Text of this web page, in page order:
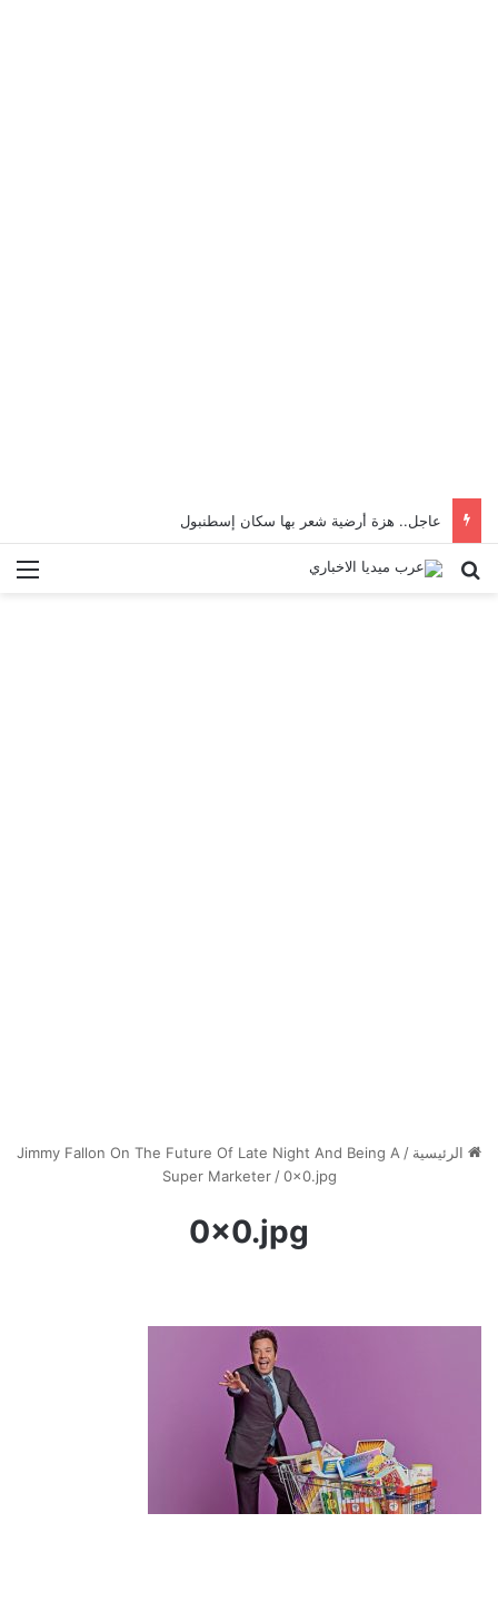
عاجل.. هزة أرضية شعر بها سكان إسطنبول
بحث عن
الرئيسية /
Jimmy Fallon On The Future Of Late Night And Being A
Super Marketer / 0x0.jpg
0x0.jpg